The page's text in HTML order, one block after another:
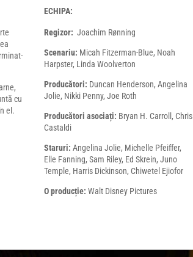
cu
el.
ECHIPA:
Regizor: Joachim Rønning
Scenariu: Micah Fitzerman-Blue, Noah
Harpster, Linda Woolverton
Producători: Duncan Henderson, Angelina
Jolie, Nikki Penny, Joe Roth
Producători asociați: Bryan H. Carroll, Chris
Castaldi
Staruri:Angelina Jolie, Michelle Pfeiffer,
Elle Fanning, Sam Riley, Ed Skrein, Juno
Temple, Harris Dickinson, Chiwetel Ejiofor
O producție: Walt Disney Pictures